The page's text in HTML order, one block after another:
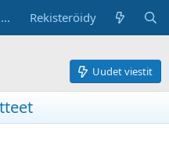
Kirjaudu sisään Rekisteröidy
Uudet viestit